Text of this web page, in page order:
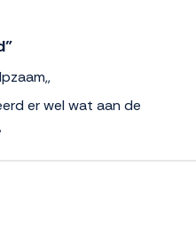
er wel wat aan de